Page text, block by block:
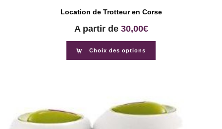
Location de Trotteur en Corse
A partir de 30,00€
Choix des options